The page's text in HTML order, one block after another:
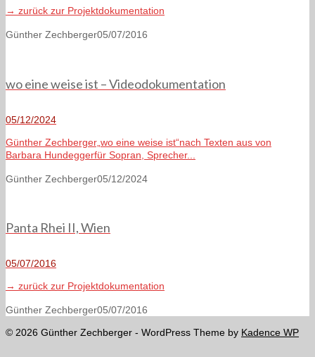
→ zurück zur Projektdokumentation
Günther Zechberger05/07/2016
wo eine weise ist – Videodokumentation
05/12/2024
Günther Zechberger„wo eine weise ist“nach Texten aus von
Barbara Hundeggerfür Sopran, Sprecher...
Günther Zechberger05/12/2024
Panta Rhei II, Wien
05/07/2016
→ zurück zur Projektdokumentation
Günther Zechberger05/07/2016
© 2026 Günther Zechberger - WordPress Theme by Kadence WP